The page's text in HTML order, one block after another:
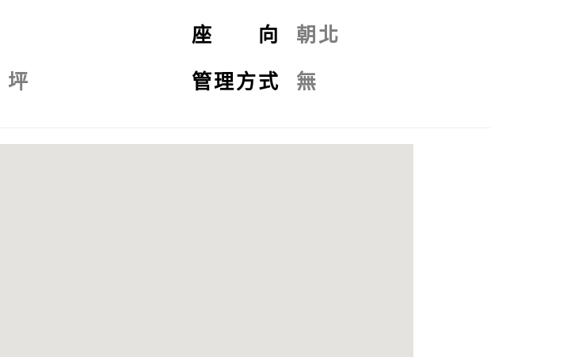
坪
座 向 朝北
管理方式 無